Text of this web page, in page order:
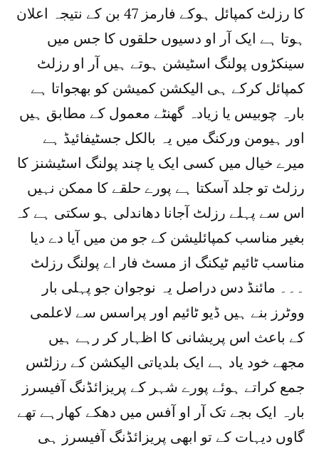
کا رزلٹ کمپائل ہوکے فارمز 47 بن کے نتیجہ اعلان
ہوتا ہے ایک آر او دسیوں حلقوں کا جس میں
سینکڑوں پولنگ اسٹیشن ہوتے ہیں آر او رزلٹ
کمپائل کرکے ہی الیکشن کمیشن کو بھجواتا ہے
بارہ چوبیس یا زیادہ گھنٹے معمول کے مطابق ہیں
اور ہیومن ورکنگ میں یہ بالکل جسٹیفائیڈ ہے
میرے خیال میں کسی ایک یا چند پولنگ اسٹیشنز کا
رزلٹ تو جلد آسکتا ہے پورے حلقے کا ممکن نہیں
اس سے پہلے رزلٹ آجانا دھاندلی ہو سکتی ہے کہ
بغیر مناسب کمپائلیشن کے جو من میں آیا دے دیا
مناسب ٹائیم ٹیکنگ از مسٹ فار اے پولنگ رزلٹ
۔۔۔ مائنڈ دس دراصل یہ نوجوان جو پہلی بار
ووٹرز بنے ہیں ڈیو ٹائیم اور پراسس سے لاعلمی
کے باعث اس پریشانی کا اظہار کر رہے ہیں
مجھے خود یاد ہے ایک بلدیاتی الیکشن کے رزلٹس
جمع کراتے ہوئے پورے شہر کے پریزائڈنگ آفیسرز
بارہ ایک بجے تک آر او آفس میں دھکے کھارہے تھے
گاوں دیہات کے تو ابھی پریزائڈنگ آفیسرز ہی